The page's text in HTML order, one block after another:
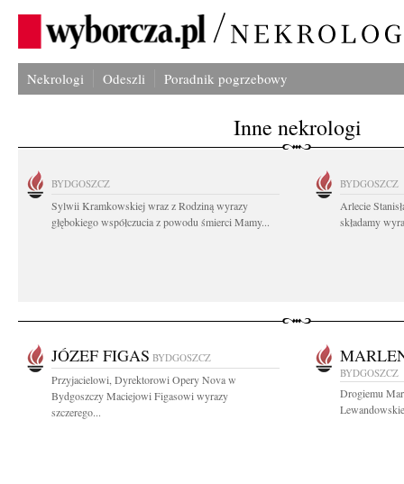
Nekrologi Odeszli Poradnik pogrzebowy
Inne nekrologi
BYDGOSZCZ
Sylwii Kramkowskiej wraz z Rodziną wyrazy
głębokiego współczucia z powodu śmierci Mamy...
BYDGOSZCZ
Arlecie
składamy
JÓZEF FIGAS BYDGOSZCZ
Przyjacielowi, Dyrektorowi Opery Nova w
Bydgoszczy Maciejowi Figasowi wyrazy
szczerego...
BYDGOSZCZ
Drogiemu